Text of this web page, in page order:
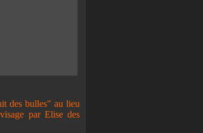
des bulles" au lieu
par Elise des